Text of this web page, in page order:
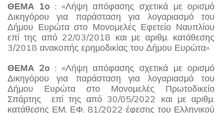
ΘΕΜΑ 1o : «Λήψη απόφασης σχετικά με ορισμό
Δικηγόρου για παράσταση για λογαριασμό του
Δήμου Ευρώτα στο Μονομελές Εφετείο Ναυπλίου
επί της από 22/03/2018 και με αριθμ. κατάθεσης
3/2018 ανακοπής ερημοδικίας του Δήμου Ευρώτα»
ΘΕΜΑ 2o : «Λήψη απόφασης σχετικά με ορισμό
Δικηγόρου για παράσταση για λογαριασμό του
Δήμου Ευρώτα στο Μονομελές Πρωτοδικείο
Σπάρτης επί της από 30/05/2022 και με αριθμ.
κατάθεσης ΕΜ. ΕΦ. 81/2022 έφεσης του Ελληνικού